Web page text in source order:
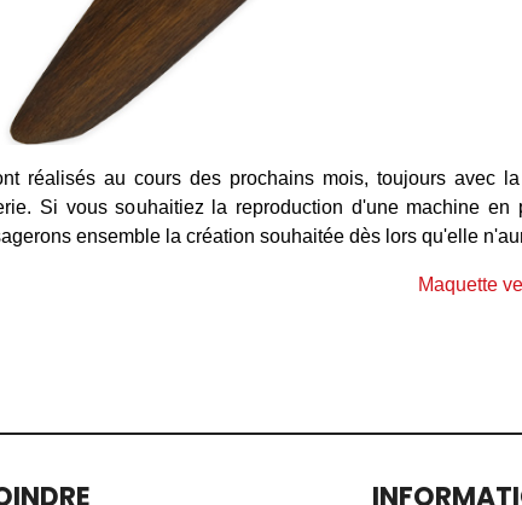
réalisés au cours des prochains mois, toujours
Si vous souhaitiez la reproduction d'une machine
ensemble la création souhaitée dès lors qu'elle
Maquette